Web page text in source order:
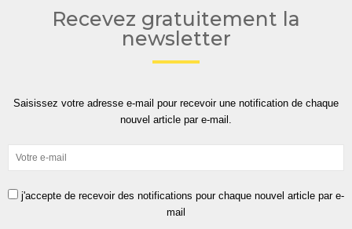
Recevez gratuitement la
newsletter
Saisissez votre adresse e-mail pour recevoir une notification de chaque
nouvel article par e-mail.
j'accepte de recevoir des notifications pour chaque nouvel article par e-
mail